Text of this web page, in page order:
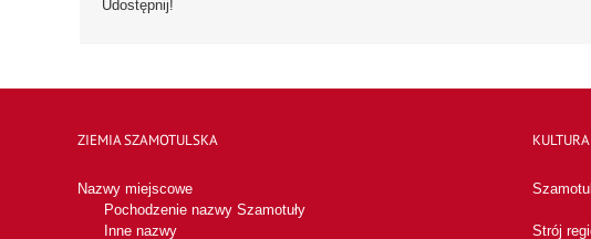
Udostępnij!
ZIEMIA SZAMOTULSKA
Nazwy miejscowe
Pochodzenie nazwy Szamotuły
Inne nazwy
Strój